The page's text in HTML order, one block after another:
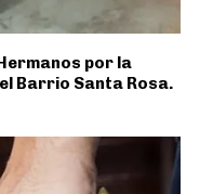
por la
Barrio Santa Rosa.